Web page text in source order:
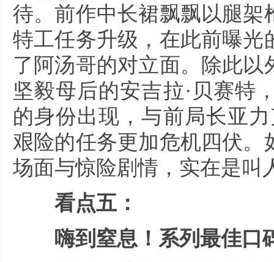
待。前作中长裙飘飘以腿
特工任务升级，在此前曝
了阿汤哥的对立面。除此
坚毅母后的安吉拉·贝赛特
的身份出现，与前局长亚
艰险的任务更加危机四伏
场面与惊险剧情，实在是叫
看点五：
嗨到窒息！系列最佳口